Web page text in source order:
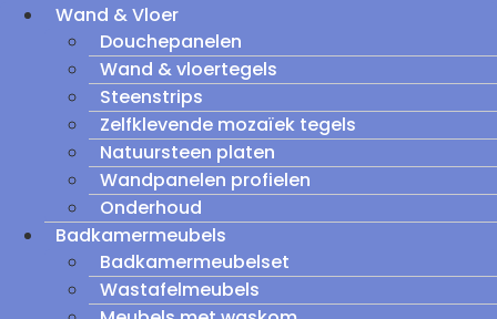
Wand & Vloer
Douchepanelen
Wand & vloertegels
Steenstrips
Zelfklevende mozaïek tegels
Natuursteen platen
Wandpanelen profielen
Onderhoud
Badkamermeubels
Badkamermeubelset
Wastafelmeubels